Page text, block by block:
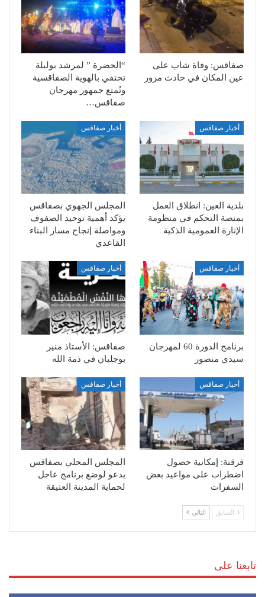
صفاقس: وفاة شاب على
عين المكان في حادث مرور
“الحضرة ” لمرشد بوليلة
تحتفي بالهوية الصفاقسية
وتُمتع جمهور مهرجان
صفاقس…
أخبار صفاقس
بلدية العين: انطلاق العمل
بمنصة التحكم في منظومة
الإنارة العمومية الذكية
أخبار صفاقس
المجلس الجهوي بصفاقس
يؤكد أهمية توحيد الصفوف
ومواصلة إنجاح مسار البناء
القاعدي
أخبار صفاقس
برنامج الدورة 60 لمهرجان
سيدي منصور
أخبار صفاقس
صفاقس: الأستاذ منير
بوجلبان في ذمة الله
أخبار صفاقس
قرقنة: إمكانية حصول
اضطراب على مواعيد بعض
السفرات
أخبار صفاقس
المجلس المحلي بصفاقس
يدعو لوضع برنامج عاجل
لحماية المدينة العتيقة
السابق التالي
تابعنا على